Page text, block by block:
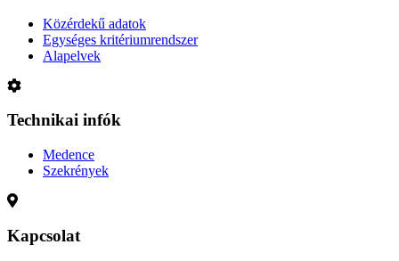
Közérdekű adatok
Egységes kritériumrendszer
Alapelvek
Technikai infók
Medence
Szekrények
Kapcsolat